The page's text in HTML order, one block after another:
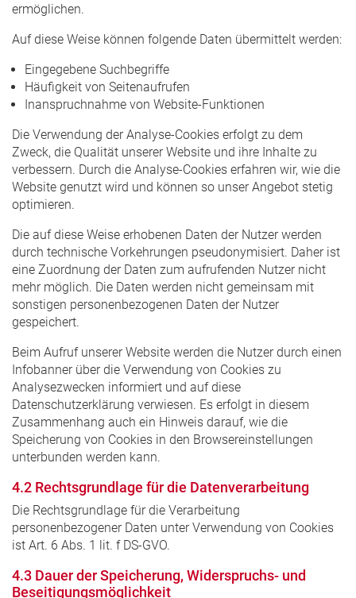
ermöglichen.
Auf diese Weise können folgende Daten übermittelt werden:
Eingegebene Suchbegriffe
Häufigkeit von Seitenaufrufen
Inanspruchnahme von Website-Funktionen
Die Verwendung der Analyse-Cookies erfolgt zu dem
Zweck, die Qualität unserer Website und ihre Inhalte zu
verbessern. Durch die Analyse-Cookies erfahren wir, wie die
Website genutzt wird und können so unser Angebot stetig
optimieren.
Die auf diese Weise erhobenen Daten der Nutzer werden
durch technische Vorkehrungen pseudonymisiert. Daher ist
eine Zuordnung der Daten zum aufrufenden Nutzer nicht
mehr möglich. Die Daten werden nicht gemeinsam mit
sonstigen personenbezogenen Daten der Nutzer
gespeichert.
Beim Aufruf unserer Website werden die Nutzer durch einen
Infobanner über die Verwendung von Cookies zu
Analysezwecken informiert und auf diese
Datenschutzerklärung verwiesen. Es erfolgt in diesem
Zusammenhang auch ein Hinweis darauf, wie die
Speicherung von Cookies in den Browsereinstellungen
unterbunden werden kann.
4.2 Rechtsgrundlage für die Datenverarbeitung
Die Rechtsgrundlage für die Verarbeitung
personenbezogener Daten unter Verwendung von Cookies
ist Art. 6 Abs. 1 lit. f DS-GVO.
4.3 Dauer der Speicherung, Widerspruchs- und
Beseitigungsmöglichkeit